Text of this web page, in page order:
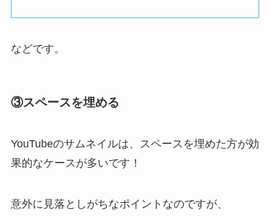
などです。
③スペースを埋める
YouTubeのサムネイルは、スペースを埋めた方が効
果的なケースが多いです！
意外に見落としがちなポイントなのですが、